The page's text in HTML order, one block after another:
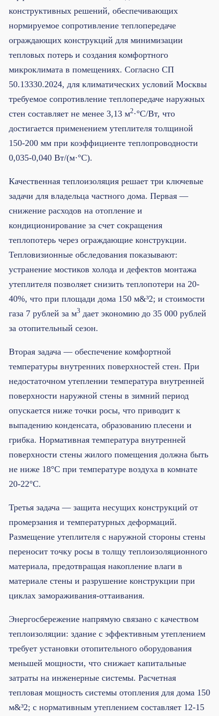
конструктивных решений, обеспечивающих
нормируемое сопротивление теплопередаче
ограждающих конструкций для минимизации
тепловых потерь и создания комфортного
микроклимата в помещениях. Согласно СП
50.13330.2024, для климатических условий Москвы
требуемое сопротивление теплопередаче наружных
стен составляет не менее 3,13 м2·°C/Вт, что
достигается применением утеплителя толщиной
150-200 мм при коэффициенте теплопроводности
0,035-0,040 Вт/(м·°C).
Качественная теплоизоляция решает три ключевые
задачи для владельца частного дома. Первая —
снижение расходов на отопление и
кондиционирование за счет сокращения
теплопотерь через ограждающие конструкции.
Тепловизионные обследования показывают:
устранение мостиков холода и дефектов монтажа
утеплителя позволяет снизить теплопотери на 20-
40%, что при площади дома 150 м&³2; и стоимости
газа 7 рублей за м3дает экономию до 35 000 рублей
за отопительный сезон.
Вторая задача — обеспечение комфортной
температуры внутренних поверхностей стен. При
недостаточном утеплении температура внутренней
поверхности наружной стены в зимний период
опускается ниже точки росы, что приводит к
выпадению конденсата, образованию плесени и
грибка. Нормативная температура внутренней
поверхности стены жилого помещения должна быть
не ниже 18°C при температуре воздуха в комнате
20-22°C.
Третья задача — защита несущих конструкций от
промерзания и температурных деформаций.
Размещение утеплителя с наружной стороны стены
переносит точку росы в толщу теплоизоляционного
материала, предотвращая накопление влаги в
материале стены и разрушение конструкции при
циклах замораживания-оттаивания.
Энергосбережение напрямую связано с качеством
теплоизоляции: здание с эффективным утеплением
требует установки отопительного оборудования
меньшей мощности, что снижает капитальные
затраты на инженерные системы. Расчетная
тепловая мощность системы отопления для дома 150
м&³2; с нормативным утеплением составляет 12-15